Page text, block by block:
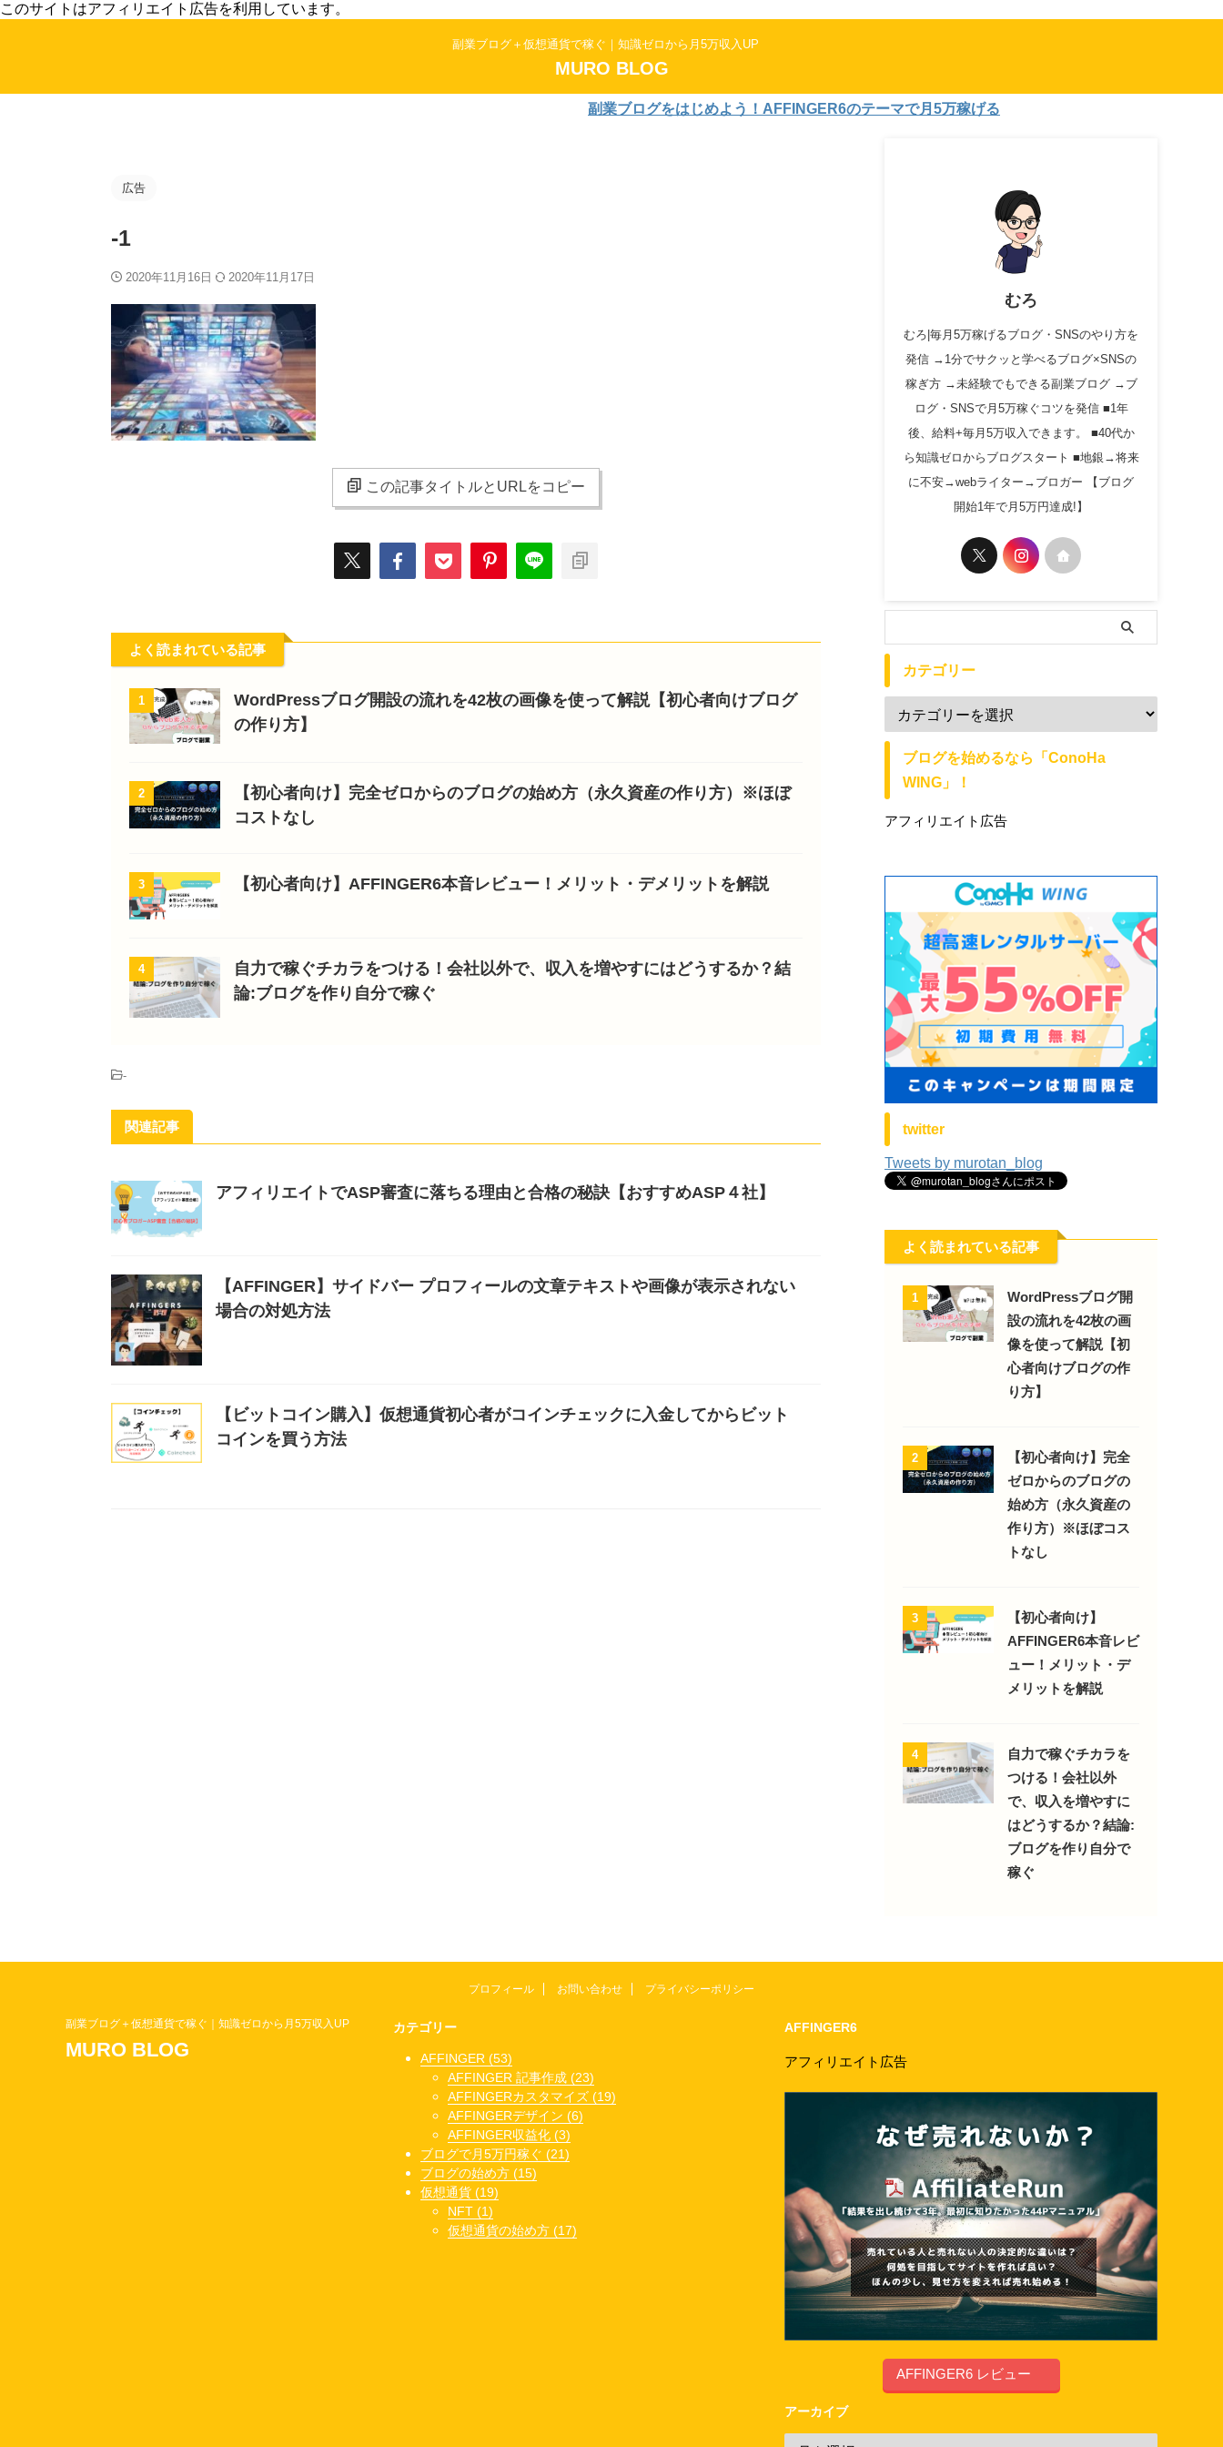
このサイトはアフィリエイト広告を利用しています。
副業ブログ＋仮想通貨で稼ぐ｜知識ゼロから月5万収入UP
MURO BLOG
副業ブログをはじめよう！AFFINGER6のテーマで月5万稼げる
広告
-1
2020年11月16日 2020年11月17日
この記事タイトルとURLをコピー
よく読まれている記事
1
WordPressブログ開設の流れを42枚の画像を使って解説【初心者向けブログ
の作り方】
2
【初心者向け】完全ゼロからのブログの始め方（永久資産の作り方）※ほぼ
コストなし
3 【初心者向け】AFFINGER6本音レビュー！メリット・デメリットを解説
4
自力で稼ぐチカラをつける！会社以外で、収入を増やすにはどうするか？結
論:ブログを作り自分で稼ぐ
-
関連記事
アフィリエイトでASP審査に落ちる理由と合格の秘訣【おすすめASP４社】
【AFFINGER】サイドバー プロフィールの文章テキストや画像が表示されない
場合の対処方法
【ビットコイン購入】仮想通貨初心者がコインチェックに入金してからビット
コインを買う方法
むろ
むろ|毎月5万稼げるブログ・SNSのやり方を
発信 →1分でサクッと学べるブログ×SNSの
稼ぎ方 →未経験でもできる副業ブログ →ブ
ログ・SNSで月5万稼ぐコツを発信 ■1年
後、給料+毎月5万収入できます。 ■40代か
ら知識ゼロからブログスタート ■地銀→将来
に不安→webライター→ブロガー 【ブログ
開始1年で月5万円達成!】
カテゴリー
ブログを始めるなら「ConoHa
WING」！
アフィリエイト広告
twitter
Tweets by murotan_blog
よく読まれている記事
1
WordPressブログ開
設の流れを42枚の画
像を使って解説【初
心者向けブログの作
り方】
2
【初心者向け】完全
ゼロからのブログの
始め方（永久資産の
作り方）※ほぼコス
トなし
3
【初心者向け】
AFFINGER6本音レビ
ュー！メリット・デ
メリットを解説
4
自力で稼ぐチカラを
つける！会社以外
で、収入を増やすに
はどうするか？結論:
ブログを作り自分で
稼ぐ
プロフィール お問い合わせ プライバシーポリシー
カテゴリー
AFFINGER (53)
AFFINGER 記事作成 (23)
AFFINGERカスタマイズ (19)
AFFINGERデザイン (6)
AFFINGER収益化 (3)
ブログで月5万円稼ぐ (21)
ブログの始め方 (15)
仮想通貨 (19)
NFT (1)
仮想通貨の始め方 (17)
AFFINGER6
アフィリエイト広告
AFFINGER6 レビュー
アーカイブ
副業ブログ＋仮想通貨で稼ぐ｜知識ゼロから月5万収入UP
MURO BLOG